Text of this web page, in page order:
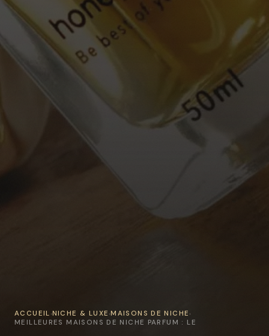
ACCUEIL ›NICHE & LUXE ›MAISONS DE NICHE ›
MEILLEURES MAISONS DE NICHE PARFUM : LE